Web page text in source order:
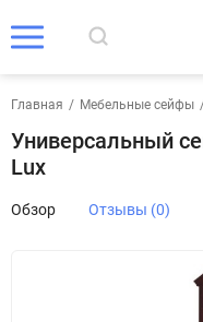
Главная / Мебельные сейфы
Универсальный
Lux
Обзор Отзывы (0)